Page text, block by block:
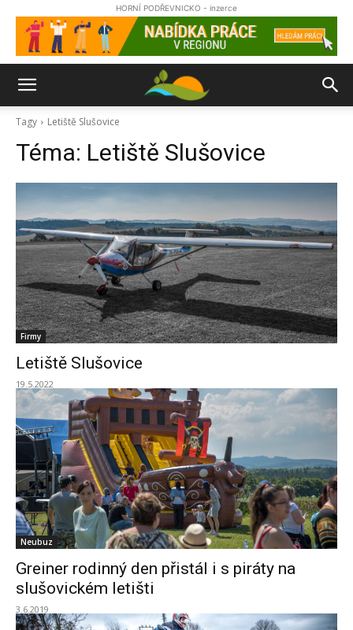
HORNÍ PODŘEVNICKO - inzerce
Tagy Letiště Slušovice
Téma: Letiště Slušovice
Firmy
Letiště Slušovice
19.5.2022
Neubuz
Greiner rodinný den přistál i s piráty na
slušovickém letišti
3.6.2019